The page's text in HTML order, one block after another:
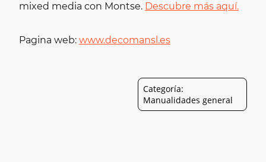
mixed media con Montse. Descubre más aquí.
Pagina web: www.decomansl.es
Categoría:
Manualidades general